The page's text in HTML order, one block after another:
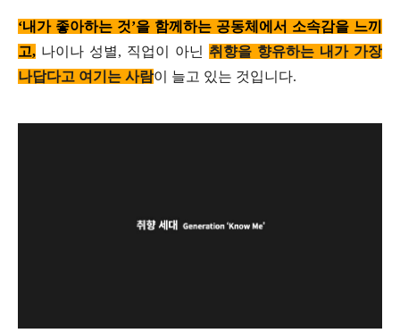
‘내가 좋아하는 것’을 함께하는 공동체에서 소속감을 느끼
고, 나이나 성별, 직업이 아닌 취향을 향유하는 내가 가장
나답다고 여기는 사람이 늘고 있는 것입니다.